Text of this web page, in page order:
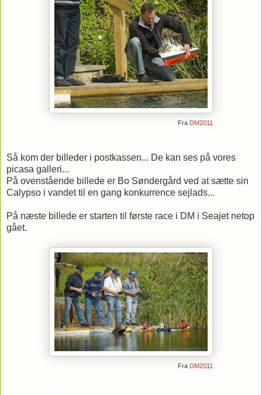
Fra DM2011
Så kom der billeder i postkassen... De kan ses på vores
picasa galleri...
På ovenstående billede er Bo Søndergård ved at sætte sin
Calypso i vandet til en gang konkurrence sejlads...
På næste billede er starten til første race i DM i Seajet netop
gået.
Fra DM2011